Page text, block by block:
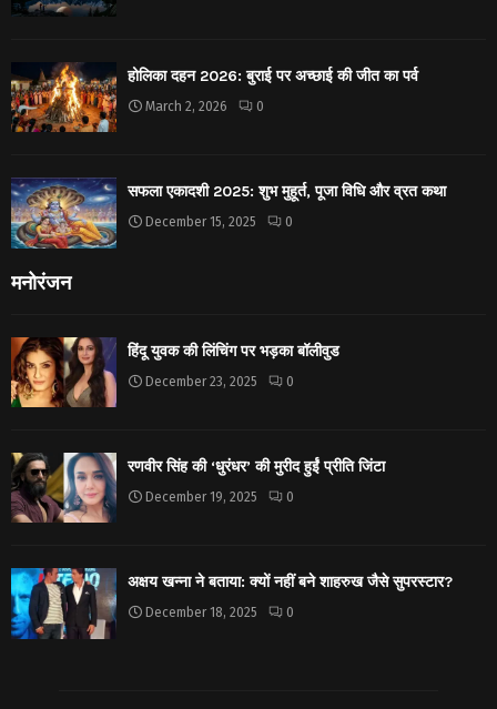
होलिका दहन 2026: बुराई पर अच्छाई की जीत का पर्व
March 2, 2026 0
सफला एकादशी 2025: शुभ मुहूर्त, पूजा विधि और व्रत कथा
December 15, 2025 0
मनोरंजन
हिंदू युवक की लिंचिंग पर भड़का बॉलीवुड
December 23, 2025 0
रणवीर सिंह की ‘धुरंधर’ की मुरीद हुईं प्रीति जिंटा
December 19, 2025 0
अक्षय खन्ना ने बताया: क्यों नहीं बने शाहरुख जैसे सुपरस्टार?
December 18, 2025 0